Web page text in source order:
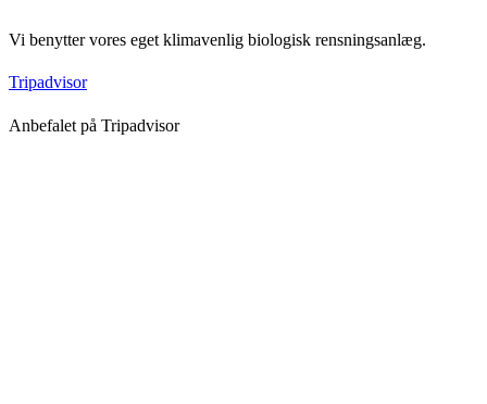
Vi benytter vores eget klimavenlig biologisk rensningsanlæg.
Tripadvisor
Anbefalet på Tripadvisor